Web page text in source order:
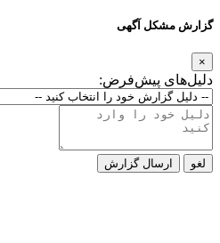
گزارش مشکل آگهی
×
دلیل‌های پیش‌فرض:
لغو ارسال گزارش